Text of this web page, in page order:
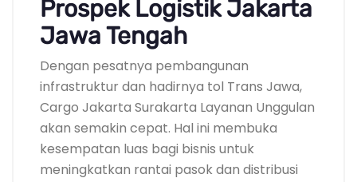
Prospek Logistik Jakarta
Jawa Tengah
Dengan pesatnya pembangunan
infrastruktur dan hadirnya tol Trans Jawa,
Cargo Jakarta Surakarta Layanan Unggulan
akan semakin cepat. Hal ini membuka
kesempatan luas bagi bisnis untuk
meningkatkan rantai pasok dan distribusi